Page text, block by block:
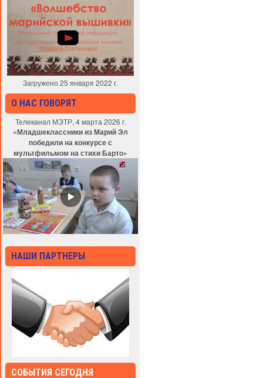
Загружено 25 января 2022 г.
О НАС ГОВОРЯТ
Телеканал МЭТР, 4 марта 2026 г.
«Младшеклассники из Марий Эл
победили на конкурсе с
мультфильмом на стихи Барто»
НАШИ ПАРТНЕРЫ
СОБЫТИЯ СЕГОДНЯ